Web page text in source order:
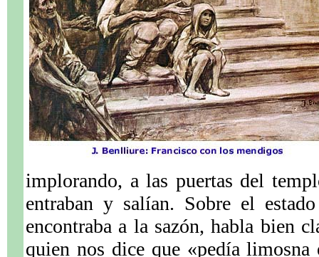
implorando, a las puertas del
entraban y salían. Sobre el
encontraba a la sazón, habla bien
quien nos dice que «pedía limosna